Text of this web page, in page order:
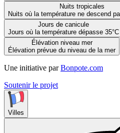
Nuits tropicales
Nuits où la température ne descend
Jours de canicule
Jours où la température dépasse 35°C
Élévation niveau mer
Élévation prévue du niveau de la mer
Une initiative par Bonpote.com
Soutenir le projet
Villes